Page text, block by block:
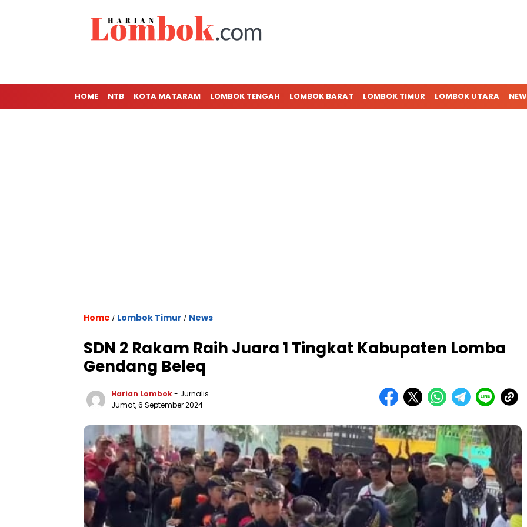
HOME NTB KOTA MATARAM LOMBOK TENGAH LOMBOK BARAT LOMBOK TIMUR LOMBOK UTARA
Home / Lombok Timur / News
SDN 2 Rakam Raih Juara 1 Tingkat Kabupaten Lomba
Gendang Beleq
Harian Lombok- Jurnalis
Jumat, 6 September 2024